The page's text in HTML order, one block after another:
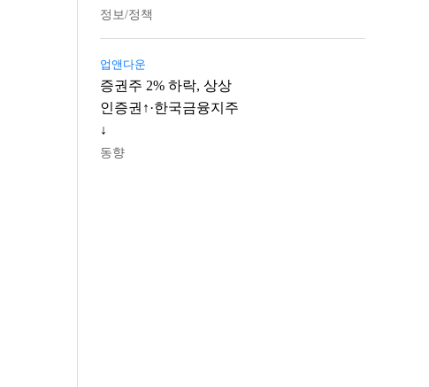
정보/정책
업앤다운
증권주 2% 하락, 상상
인증권↑·한국금융지주
↓
동향